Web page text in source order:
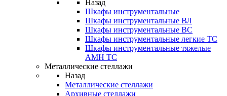
Назад
Шкафы инструментальные
Шкафы инструментальные ВЛ
Шкафы инструментальные ВС
Шкафы инструментальные легкие ТС
Шкафы инструментальные тяжелые
AMH TC
Металлические стеллажи
Назад
Металлические стеллажи
Архивные стеллажи